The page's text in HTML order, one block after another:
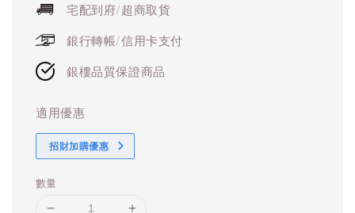
宅配到府/超商取貨
銀行轉帳/信用卡支付
銀樓品質保證商品
適用優惠
招財加購優惠
數量